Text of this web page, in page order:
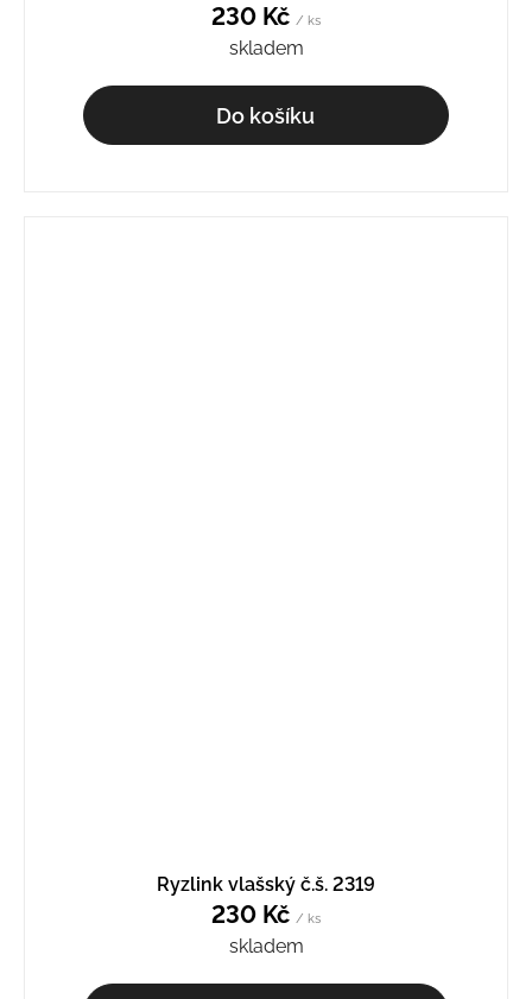
230 Kč / ks
skladem
Do košíku
Ryzlink vlašský č.š. 2319
230 Kč / ks
skladem